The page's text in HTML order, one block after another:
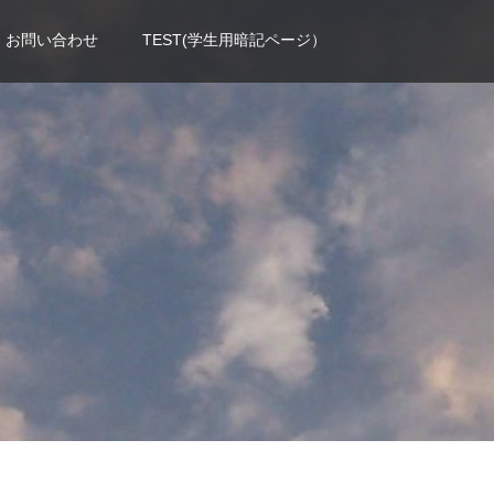
お問い合わせ TEST(学生用暗記ページ）